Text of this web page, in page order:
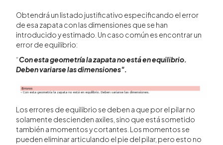
Obtendrá un listado justificativo especificando el error
de esa zapata con las dimensiones que se han
introducido y estimado. Un caso común es encontrar un
error de equilibrio:
“Con esta geometría la zapata no está en equilibrio.
Deben variarse las dimensiones".
Los errores de equilibrio se deben a que por el pilar no
solamente descienden axiles, sino que está sometido
también a momentos y cortantes. Los momentos se
pueden eliminar articulando el pie del pilar, pero esto no